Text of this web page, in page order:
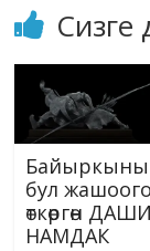
Сизге
Байыркыны
бул жашоого
ѳткѳргѳн ДАШИ
НАМДАК